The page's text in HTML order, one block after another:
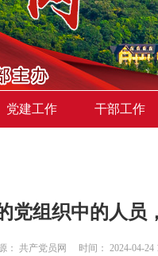
党建工作 干部工作
党组织中的人员
： 共产党员网 时间： 2024-04-24